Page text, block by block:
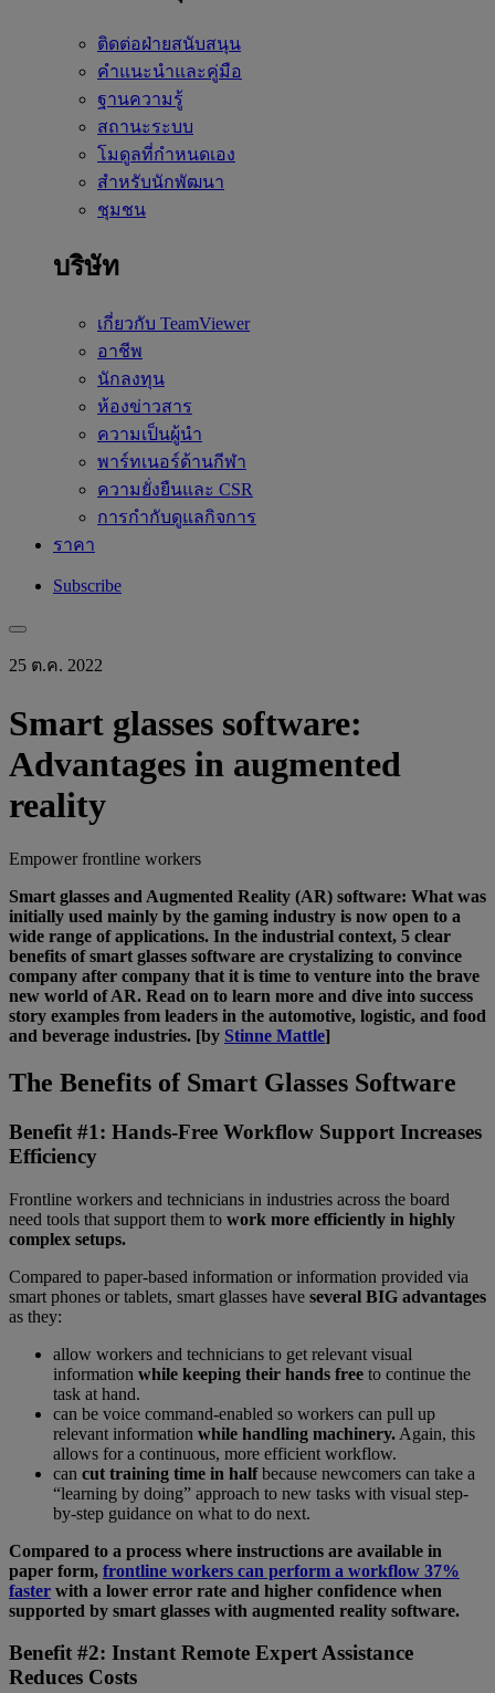
ติดต่อฝ่ายสนับสนุน
คำแนะนำและคู่มือ
ฐานความรู้
สถานะระบบ
โมดูลที่กำหนดเอง
สำหรับนักพัฒนา
ชุมชน
บริษัท
เกี่ยวกับ TeamViewer
อาชีพ
นักลงทุน
ห้องข่าวสาร
ความเป็นผู้นำ
พาร์ทเนอร์ด้านกีฬา
ความยั่งยืนและ CSR
การกำกับดูแลกิจการ
ราคา
Subscribe
25 ต.ค. 2022
Smart glasses software:
Advantages in augmented
reality
Empower frontline workers
Smart glasses and Augmented Reality (AR) software: What was
initially used mainly by the gaming industry is now open to a
wide range of applications. In the industrial context, 5 clear
benefits of smart glasses software are crystalizing to convince
company after company that it is time to venture into the brave
new world of AR. Read on to learn more and dive into success
story examples from leaders in the automotive, logistic, and food
and beverage industries. [by Stinne Mattle]
The Benefits of Smart Glasses Software
Benefit #1: Hands-Free Workflow Support Increases
Efficiency
Frontline workers and technicians in industries across the board
need tools that support them to work more efficiently in highly
complex setups.
Compared to paper-based information or information provided via
smart phones or tablets, smart glasses have several BIG advantages
as they:
allow workers and technicians to get relevant visual
information while keeping their hands free to continue the
task at hand.
can be voice command-enabled so workers can pull up
relevant information while handling machinery. Again, this
allows for a continuous, more efficient workflow.
can cut training time in halfbecause newcomers can take a
“learning by doing” approach to new tasks with visual step-
by-step guidance on what to do next.
Compared to a process where instructions are available in
paper form, frontline workers can perform a workflow 37%
faster with a lower error rate and higher confidence when
supported by smart glasses with augmented reality software.
Benefit #2: Instant Remote Expert Assistance
Reduces Costs